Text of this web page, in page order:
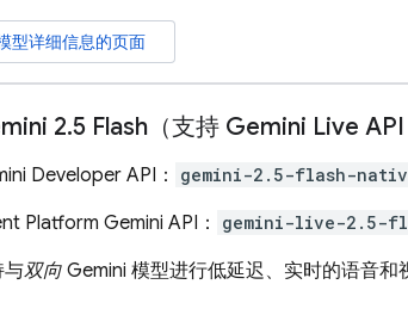
型详细信息的页面
2.5 Flash（支持 Gemini Live API
Developer API： gemini-2.5-flash-
Platform Gemini API： gemini-live-2.5-
与双向Gemini 模型进行低延迟、实时的语音和